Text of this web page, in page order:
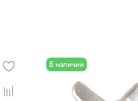
В наличии